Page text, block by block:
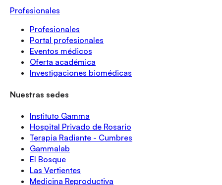
Profesionales
Profesionales
Portal profesionales
Eventos médicos
Oferta académica
Investigaciones biomédicas
Nuestras sedes
Instituto Gamma
Hospital Privado de Rosario
Terapia Radiante - Cumbres
Gammalab
El Bosque
Las Vertientes
Medicina Reproductiva